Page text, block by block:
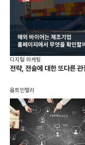
디지털 마케팅
전략, 전술에 대한 또다른 관
옵트인텔리